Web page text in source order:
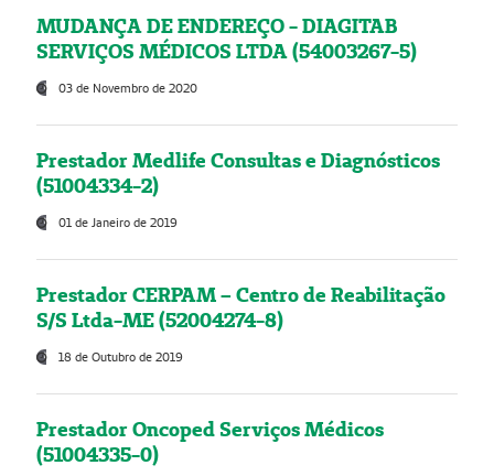
MUDANÇA DE ENDEREÇO - DIAGITAB
SERVIÇOS MÉDICOS LTDA (54003267-5)
03 de Novembro de 2020
Prestador Medlife Consultas e Diagnósticos
(51004334-2)
01 de Janeiro de 2019
Prestador CERPAM – Centro de Reabilitação
S/S Ltda-ME (52004274-8)
18 de Outubro de 2019
Prestador Oncoped Serviços Médicos
(51004335-0)